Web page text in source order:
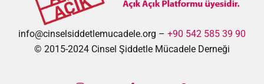
info@cinselsiddetlemucadele.org – +90 542 585 39 90
© 2015-2024 Cinsel Şiddetle Mücadele Derneği